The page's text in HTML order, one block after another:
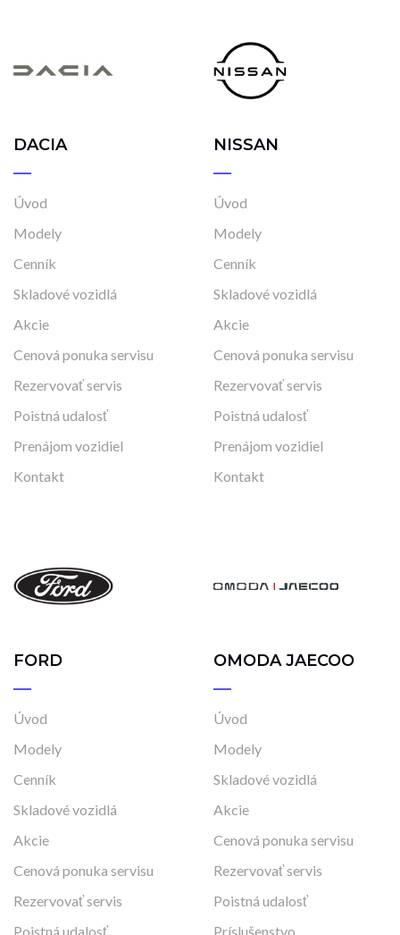
DACIA
Úvod
Modely
Cenník
Skladové vozidlá
Akcie
Cenová ponuka servisu
Rezervovať servis
Poistná udalosť
Prenájom vozidiel
Kontakt
NISSAN
Úvod
Modely
Cenník
Skladové vozidlá
Akcie
Cenová ponuka servisu
Rezervovať servis
Poistná udalosť
Prenájom vozidiel
Kontakt
FORD
Úvod
Modely
Cenník
Skladové vozidlá
Akcie
Cenová ponuka servisu
Rezervovať servis
Poistná udalosť
OMODA JAECOO
Úvod
Modely
Skladové vozidlá
Akcie
Cenová ponuka servisu
Rezervovať servis
Poistná udalosť
Príslušenstvo